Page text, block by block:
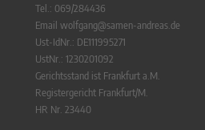
Tel.: 069/284436
Email wolfgang@samen-andreas.de
Ust-IdNr.: DE111995271
UstNr.: 1230201092
Gerichtsstand ist Frankfurt a.M.
Registergericht Frankfurt/M.
HR Nr. 23440